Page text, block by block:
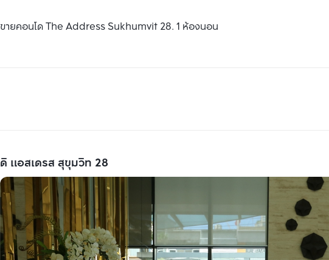
ขายคอนโด The Address Sukhumvit 28. 1 ห้องนอน
ดิ แอสเดรส สุขุมวิท 28